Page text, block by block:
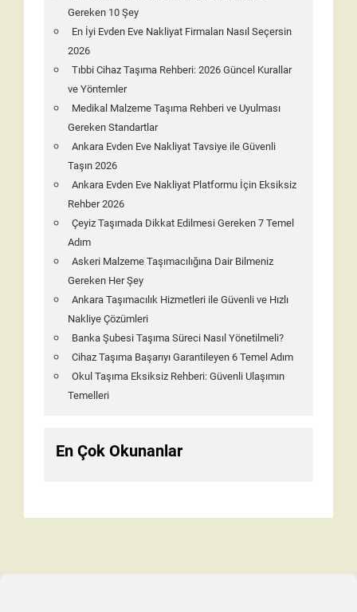
Gereken 10 Şey
En İyi Evden Eve Nakliyat Firmaları Nasıl Seçersin
2026
Tıbbi Cihaz Taşıma Rehberi: 2026 Güncel Kurallar
ve Yöntemler
Medikal Malzeme Taşıma Rehberi ve Uyulması
Gereken Standartlar
Ankara Evden Eve Nakliyat Tavsiye ile Güvenli
Taşın 2026
Ankara Evden Eve Nakliyat Platformu İçin Eksiksiz
Rehber 2026
Çeyiz Taşımada Dikkat Edilmesi Gereken 7 Temel
Adım
Askeri Malzeme Taşımacılığına Dair Bilmeniz
Gereken Her Şey
Ankara Taşımacılık Hizmetleri ile Güvenli ve Hızlı
Nakliye Çözümleri
Banka Şubesi Taşıma Süreci Nasıl Yönetilmeli?
Cihaz Taşıma Başarıyı Garantileyen 6 Temel Adım
Okul Taşıma Eksiksiz Rehberi: Güvenli Ulaşımın
Temelleri
En Çok Okunanlar